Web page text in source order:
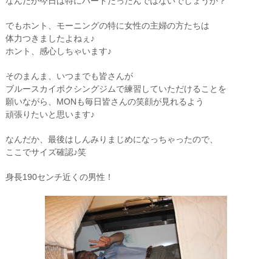
でもホント、モーニングの特に女性の主婦の方たちは
体力つきましたよねぇ♪
ホント、感心しちゃいます♪
そのまんま、いつまでも皆さんが
ブルースカイボクシングジムで練習していただけることを
願いながら、MONも毎日皆さんの笑顔が見れるよう
頑張りたいと思います♪
なんだか、最後はしんみりまじめになっちゃったので、
ここでサイズ確認♪笑
身長190センチ近くの男性！